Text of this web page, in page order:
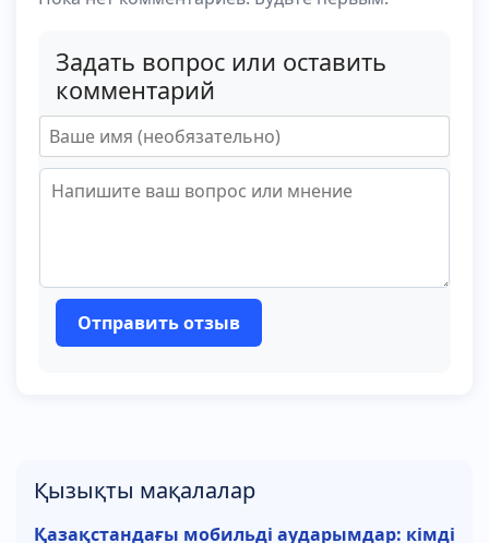
Задать вопрос или оставить
комментарий
Отправить отзыв
Қызықты мақалалар
Қазақстандағы мобильді аударымдар: кімді